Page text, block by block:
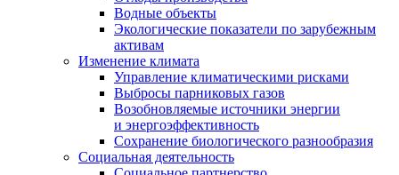
Водные объекты
Экологические показатели по зарубежным
активам
Изменение климата
Управление климатическими рисками
Выбросы парниковых газов
Возобновляемые источники энергии
и энергоэффективность
Сохранение биологического разнообразия
Социальная деятельность